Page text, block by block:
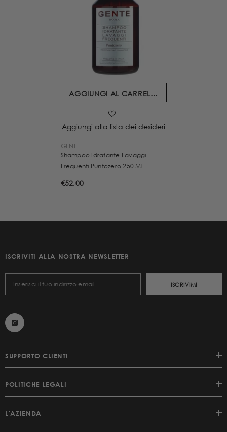
AGGIUNGI AL CARRELLO
Aggiungi alla lista dei desideri
VENDITORE:
GENTE
Shampoo Idratante Lavaggi
Frequenti Puntozero 250 Ml
€52,00
ISCRIVITI ALLA NOSTRA NEWSLETTER
ISCRIVIMI
SUPPORTO CLIENTI
POLITICHE LEGALI
L'AZIENDA